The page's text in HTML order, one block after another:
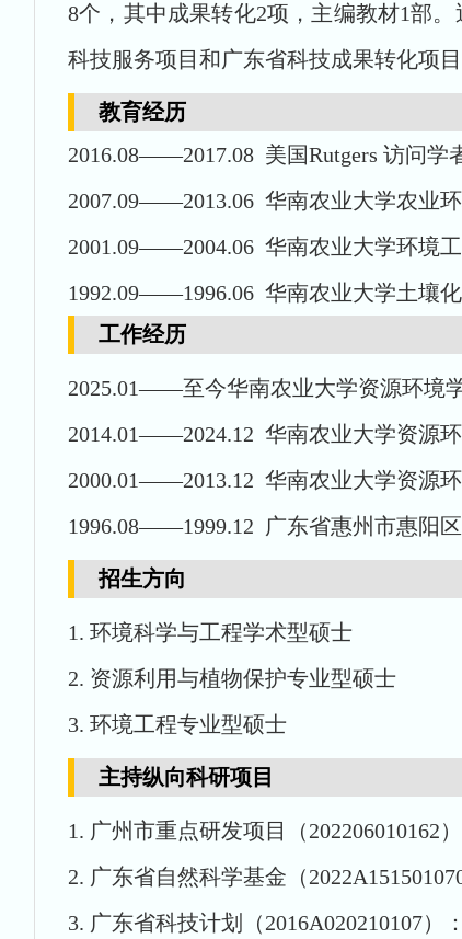
8个，其中成果转化2项，主编教材1部。
科技服务项目和广东省科技成果转化项
教育经历
2016.08——2017.08 美国Rutgers 访问学
2007.09——2013.06 华南农业大学农业
2001.09——2004.06 华南农业大学环境
1992.09——1996.06 华南农业大学土壤
工作经历
2025.01——至今华南农业大学资源环境
2014.01——2024.12 华南农业大学资源
2000.01——2013.12 华南农业大学资源
1996.08——1999.12 广东省惠州市惠阳
招生方向
1. 环境科学与工程学术型硕士
2. 资源利用与植物保护专业型硕士
3. 环境工程专业型硕士
主持纵向科研项目
1. 广州市重点研发项目（202206010162
2. 广东省自然科学基金（
3. 广东省科技计划（2016A020210107）